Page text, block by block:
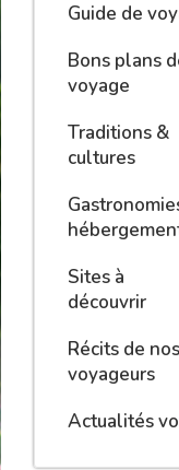
Guide de
Bons plans
voyage
Traditions &
cultures
Sites à
découvrir
Récits de nos
voyageurs
Actualités